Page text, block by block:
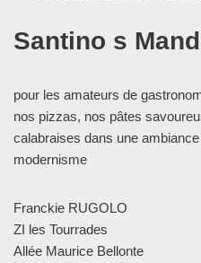
Santino s
pour les amateurs de
nos pizzas, nos pâtes
calabraises dans une
modernisme
Franckie RUGOLO
ZI les Tourrades
Allée Maurice Bellonte